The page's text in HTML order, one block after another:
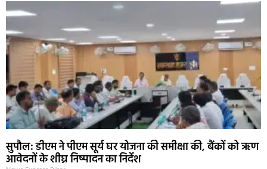
सुपौल: डीएम ने पीएम सूर्य घर योजना की समीक्षा की, बैंकों को ऋण
आवेदनों के शीघ्र निष्पादन का निर्देश